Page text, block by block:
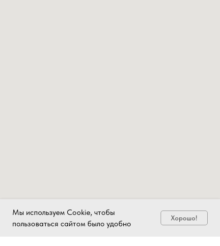
Мы используем Cookie, чтобы
пользоваться сайтом было удобно
Хорошо!